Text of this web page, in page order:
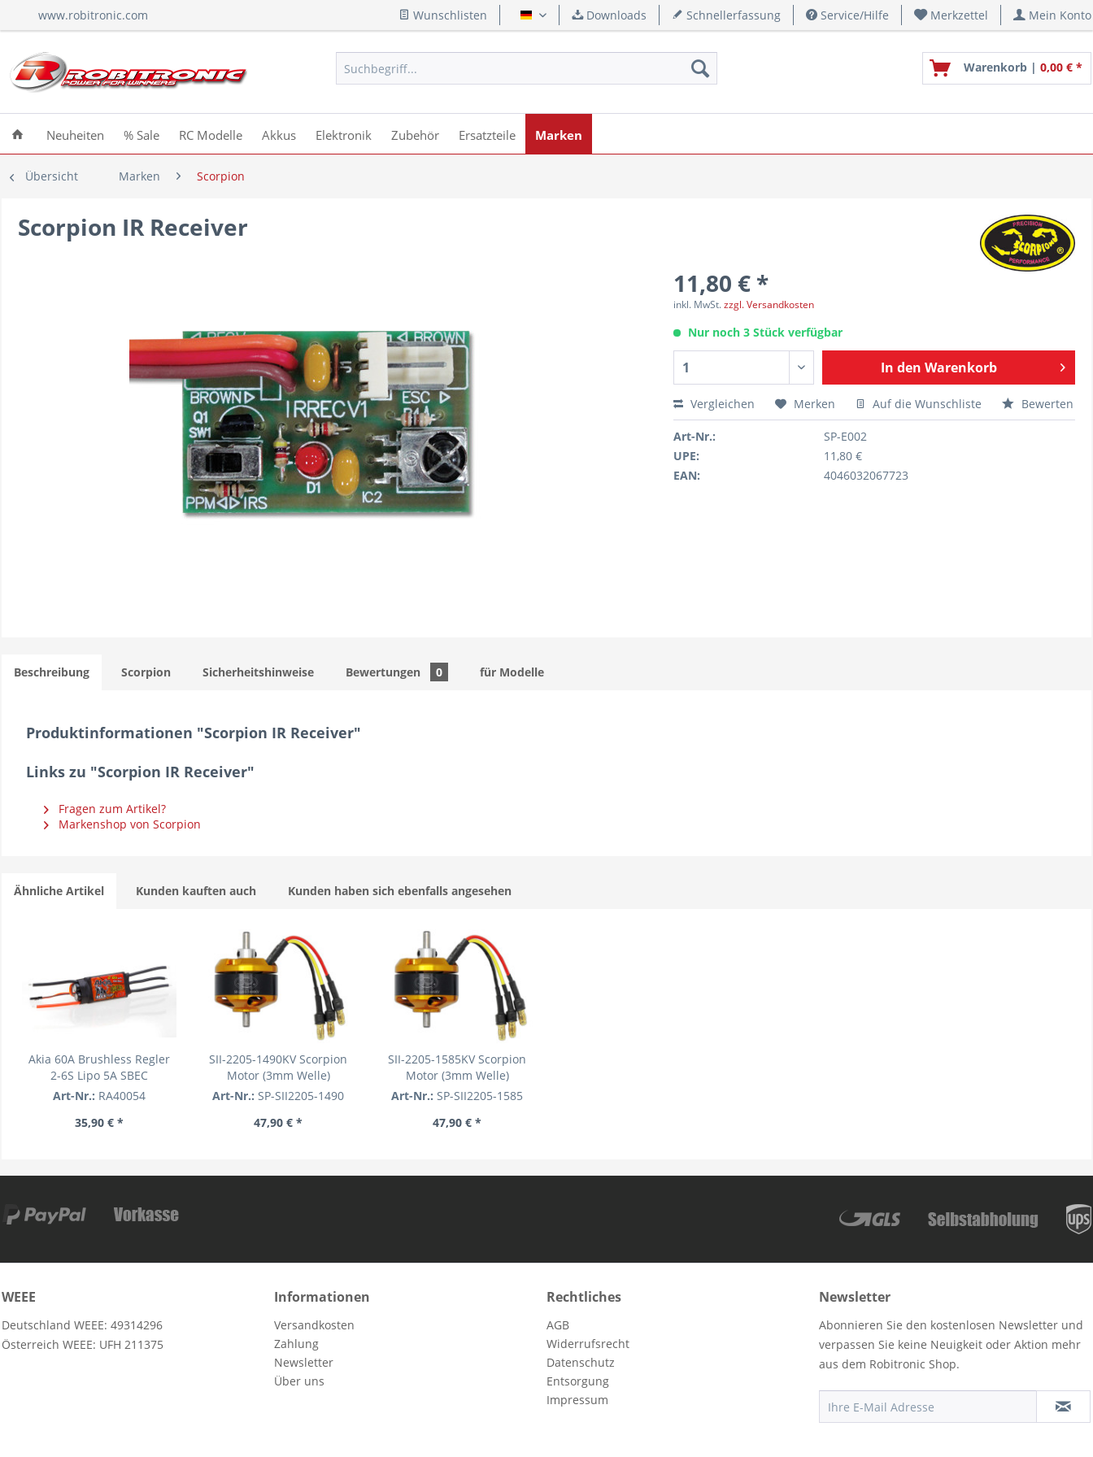
www.robitronic.com Wunschlisten Deutsch Downloads Schnellerfassung Service/Hilfe Merkzettel Mein Konto
Warenkorb | 0,00 € *
Neuheiten % Sale RC Modelle Akkus Elektronik Zubehör Ersatzteile Marken
Übersicht Marken Scorpion
Scorpion IR Receiver
11,80 € *
inkl. MwSt.zzgl. Versandkosten
Nur noch 3 Stück verfügbar
In den Warenkorb
Vergleichen Merken Auf die Wunschliste Bewerten
Art-Nr.:
SP-E002
UPE:
11,80 €
EAN:
4046032067723
Beschreibung Scorpion Sicherheitshinweise Bewertungen 0 für Modelle
Produktinformationen "Scorpion IR Receiver"
Links zu "Scorpion IR Receiver"
Fragen zum Artikel?
Markenshop von Scorpion
Ähnliche Artikel Kunden kauften auch Kunden haben sich ebenfalls angesehen
Akia 60A Brushless Regler
2-6S Lipo 5A SBEC
Art-Nr.: RA40054
35,90 € *
SII-2205-1490KV Scorpion
Motor (3mm Welle)
Art-Nr.: SP-SII2205-1490
47,90 € *
SII-2205-1585KV Scorpion
Motor (3mm Welle)
Art-Nr.: SP-SII2205-1585
47,90 € *
WEEE
Deutschland WEEE: 49314296
Österreich WEEE: UFH 211375
Informationen
Versandkosten
Zahlung
Newsletter
Über uns
Rechtliches
AGB
Widerrufsrecht
Datenschutz
Entsorgung
Impressum
Newsletter
Abonnieren Sie den kostenlosen Newsletter und
verpassen Sie keine Neuigkeit oder Aktion mehr
aus dem Robitronic Shop.